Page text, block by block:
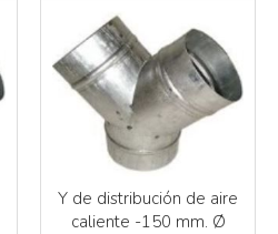
Y de distribución de aire
caliente -150 mm. Ø